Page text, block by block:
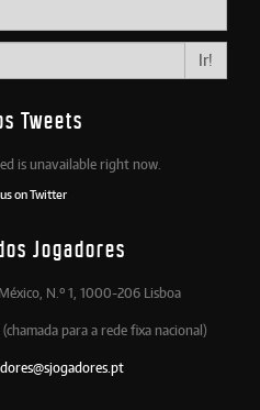
Ir!
Tweets
is unavailable right now.
on Twitter
Jogadores
N.º 1, 1000-206 Lisboa
(chamada para a rede fixa nacional)